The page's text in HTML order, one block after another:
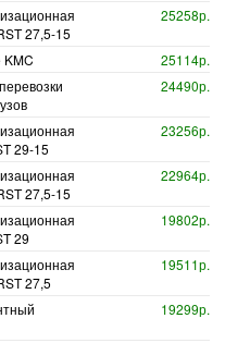
27,5-15
25258р.
KMC
25114р.
24490р.
29-15
23256р.
27,5-15
22964р.
29
19802р.
27,5
19511р.
19299р.